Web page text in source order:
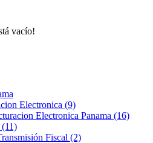
vacío!
Electronica (9)
Electronica Panama (16)
(11)
Fiscal (2)